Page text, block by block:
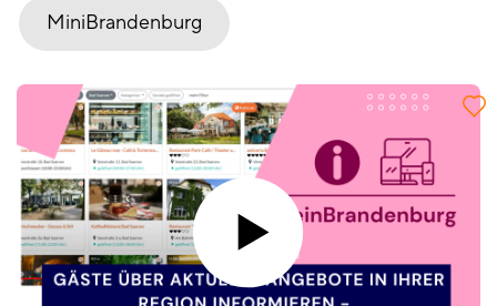
MiniBrandenburg